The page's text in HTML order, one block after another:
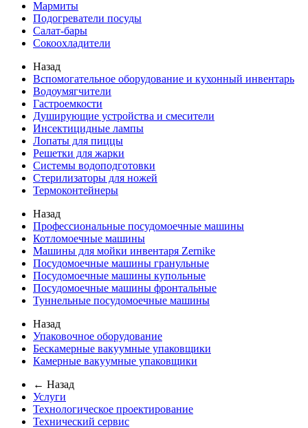
Мармиты
Подогреватели посуды
Салат-бары
Сокоохладители
Назад
Вспомогательное оборудование и кухонный инвентарь
Водоумягчители
Гастроемкости
Душирующие устройства и смесители
Инсектицидные лампы
Лопаты для пиццы
Решетки для жарки
Системы водоподготовки
Стерилизаторы для ножей
Термоконтейнеры
Назад
Профессиональные посудомоечные машины
Котломоечные машины
Машины для мойки инвентаря Zernike
Посудомоечные машины гранульные
Посудомоечные машины купольные
Посудомоечные машины фронтальные
Туннельные посудомоечные машины
Назад
Упаковочное оборудование
Бескамерные вакуумные упаковщики
Камерные вакуумные упаковщики
← Назад
Услуги
Технологическое проектирование
Технический сервис